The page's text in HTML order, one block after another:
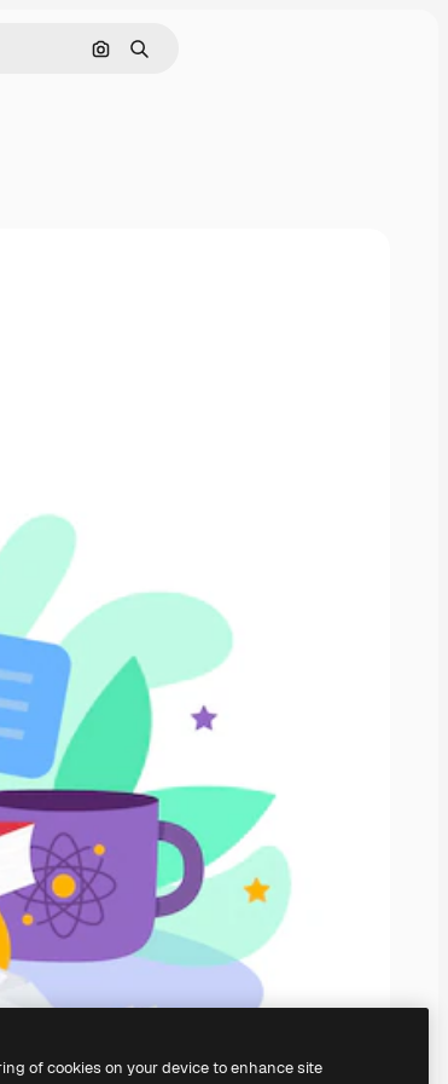
Sök efter bild
Söka
of cookies on your device to enhance site